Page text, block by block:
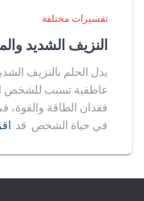
تفسيرات مختلفة
النزيف الشديد
يدل الحلم بالنزيف
عاطفية تسبب للشخص
فقدان الطاقة والقوة،
في حياة الشخص. قد